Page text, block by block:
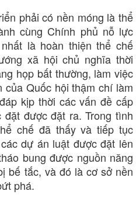
Đời sống
phải có nền móng là thể
cùng Chính phủ nỗ lực
là hoàn thiện thể chế
xã hội chủ nghĩa thời
họp bất thường, làm việc
Quốc hội thậm chí làm
kịp thời các vấn đề cấp
được đặt ra. Trong tình
chế đã thấy và tiếp tục
dự án luật được đặt lên
bung được nguồn năng
bế tắc, và đó là cơ sở nền
phá.